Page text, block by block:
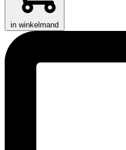
in winkelmand